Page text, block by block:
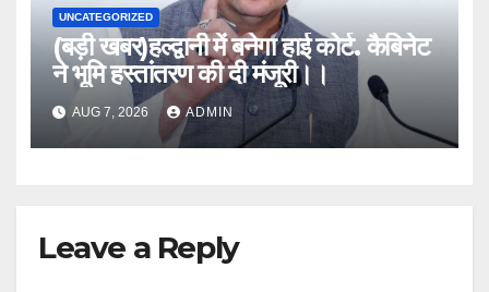
UNCATEGORIZED
(बड़ी खबर)हल्द्वानी में बनेगा हाई कोर्ट. कैबिनेट
ने भूमि हस्तांतरण की दी मंजूरी।।
AUG 7, 2026 ADMIN
Leave a Reply